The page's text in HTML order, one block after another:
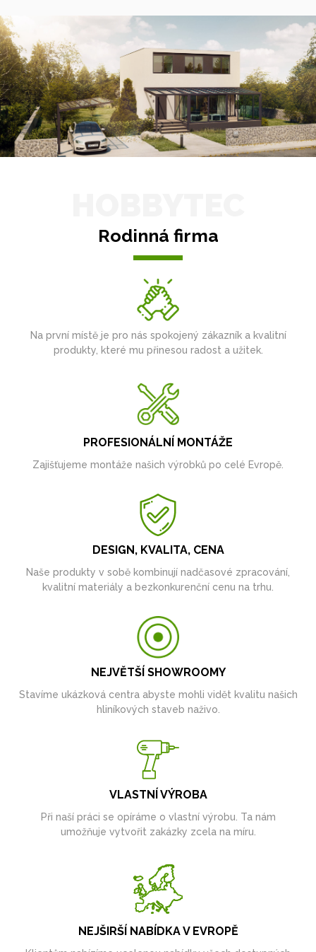
Rodinná firma
Na první místě je pro nás spokojený zákazník a kvalitní
produkty, které mu přinesou radost a užitek.
PROFESIONÁLNÍ MONTÁŽE
Zajišťujeme montáže našich výrobků po celé Evropě.
DESIGN, KVALITA, CENA
Naše produkty v sobě kombinují nadčasové zpracování,
kvalitní materiály a bezkonkurenční cenu na trhu.
NEJVĚTŠÍ SHOWROOMY
Stavíme ukázková centra abyste mohli vidět kvalitu našich
hliníkových staveb naživo.
VLASTNÍ VÝROBA
Při naší práci se opíráme o vlastní výrobu. Ta nám
umožňuje vytvořit zakázky zcela na míru.
NEJŠIRŠÍ NABÍDKA V EVROPĚ